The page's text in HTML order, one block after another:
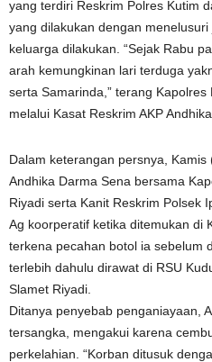
yang terdiri Reskrim Polres Kutim
yang dilakukan dengan
keluarga dilakukan. “Sejak Rabu
arah kemungkinan lari terduga
serta Samarinda,” terang Kapolres
melalui Kasat Reskrim AKP
Dalam keterangan persnya, Kamis
Andhika Darma Sena bersama
Riyadi serta Kanit Reskrim Polsek
Ag koorperatif ketika ditemukan di
terkena pecahan botol ia sebelum
terlebih dahulu dirawat di RSU
Slamet Riyadi.
Ditanya penyebab penganiayaan,
tersangka, mengakui karena
perkelahian. “Korban ditusuk